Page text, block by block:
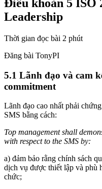
Điều khoản 5 ISO
Leadership
Thời gian đọc bài 2 phút
Đăng bài TonyPI
5.1 Lãnh đạo và cam
commitment
Lãnh đạo cao nhất phải
SMS bằng cách:
Top management shall
with respect to the SMS by:
a) đảm bảo rằng chính sách
dịch vụ được thiết lập và phù
chức;